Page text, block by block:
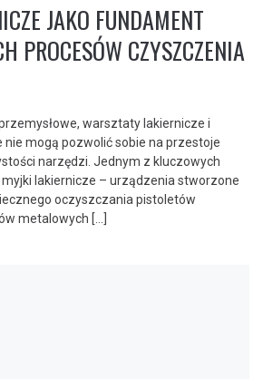
JAKO FUNDAMENT
PROCESÓW CZYSZCZENIA
warsztaty lakiernicze i
nie mogą pozwolić sobie na przestoje
narzędzi. Jednym z kluczowych
lakiernicze – urządzenia stworzone
oczyszczania pistoletów
metalowych […]